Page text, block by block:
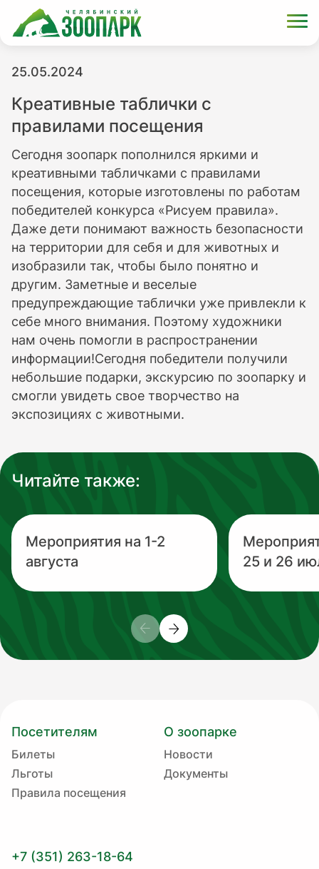
25.05.2024
Креативные таблички с
правилами посещения
Сегодня зоопарк пополнился яркими и
креативными табличками с правилами
посещения, которые изготовлены по работам
победителей конкурса «Рисуем правила».
Даже дети понимают важность безопасности
на территории для себя и для животных и
изобразили так, чтобы было понятно и
другим. Заметные и веселые
предупреждающие таблички уже привлекли к
себе много внимания. Поэтому художники
нам очень помогли в распространении
информации!Сегодня победители получили
небольшие подарки, экскурсию по зоопарку и
смогли увидеть свое творчество на
экспозициях с животными.
Читайте также:
Мероприятия на 1-2
августа
25 и 26
Посетителям
Билеты
Льготы
Правила посещения
О зоопарке
Новости
Документы
+7 (351) 263-18-64